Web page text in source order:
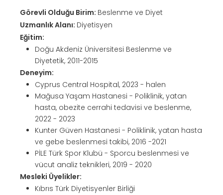
Görevli Olduğu Birim: Beslenme ve Diyet
Uzmanlık Alanı: Diyetisyen
Eğitim:
Doğu Akdeniz Üniversitesi Beslenme ve
Diyetetik, 2011-2015
Deneyim:
Cyprus Central Hospital, 2023 - halen
Mağusa Yaşam Hastanesi - Poliklinik, yatan
hasta, obezite cerrahi tedavisi ve beslenme,
2022 - 2023
Kunter Güven Hastanesi - Poliklinik, yatan hasta
ve gebe beslenmesi takibi, 2016 -2021
PİLE Türk Spor Klubü - Sporcu beslenmesi ve
vücut analiz teknikleri, 2019 - 2020
Mesleki Üyelikler:
Kıbrıs Türk Diyetisyenler Birliği